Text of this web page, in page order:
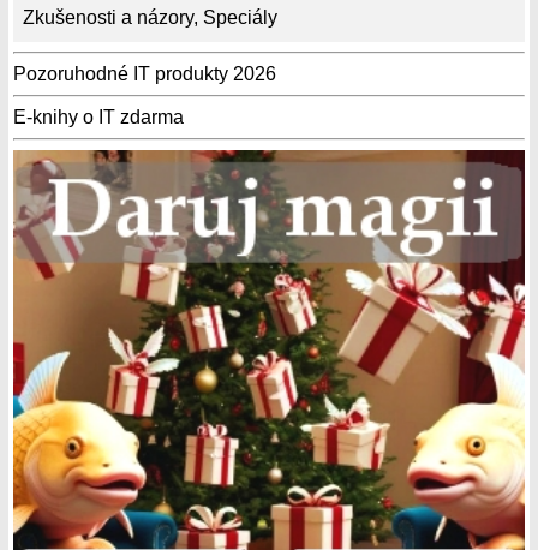
Zkušenosti a názory, Speciály
Pozoruhodné IT produkty 2026
E-knihy o IT zdarma